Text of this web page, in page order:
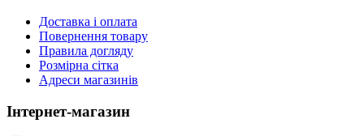
Доставка і оплата
Повернення товару
Правила догляду
Розмірна сітка
Адреси магазинів
Інтернет-магазин